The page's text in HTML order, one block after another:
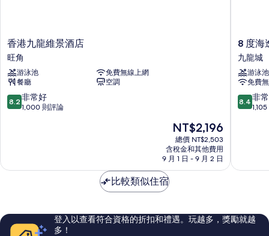
香
港
九
龍
維
景
酒
香港九龍維景酒店
旺角
游泳池
免費無線上網
餐廳
空調
8.2
分，
常
評
論
8.2 非常好
1,000 則評論
現
在
價
格
為
NT$2,196
總價 NT$2,503
含稅金和其他費用
9 月 1 日 - 9 月 2 日
8
度
海
逸
酒
店
九
8 度海
九龍城
游泳池
免費
8.4
分，
常
評
論
8.4 非
比較類似住宿
登入以查看符合資格的折扣和禮遇。玩越多，獎勵就越
多！